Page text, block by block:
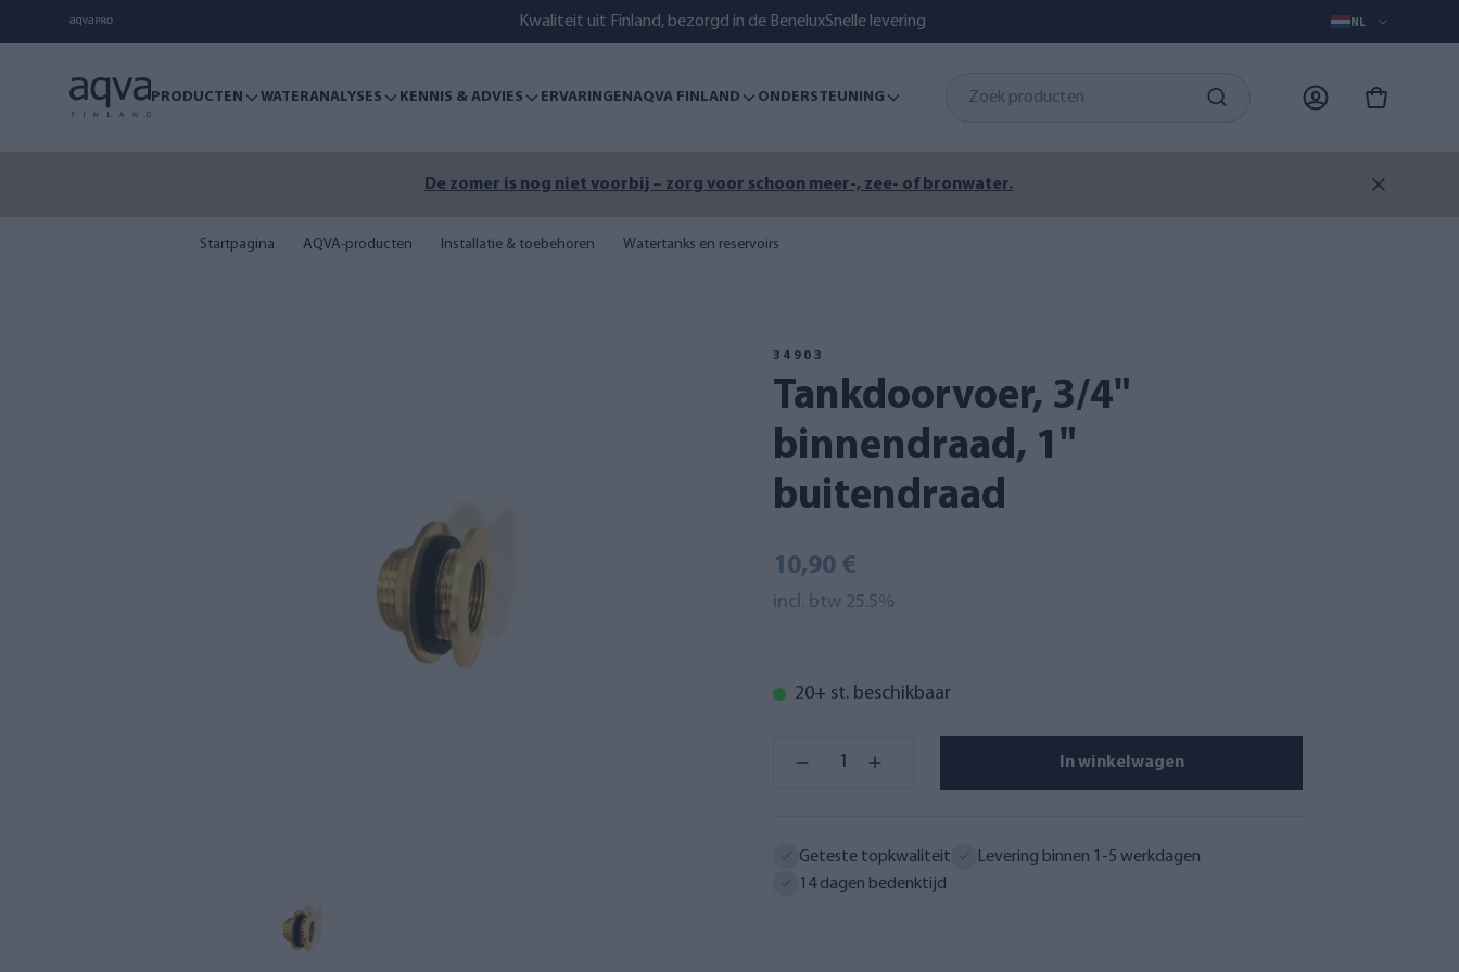
Kwaliteit uit Finland, bezorgd in de BeneluxSnelle levering NL
PRODUCTEN WATERANALYSES KENNIS & ADVIES ERVARINGENAQVA FINLAND ONDERSTEUNING
De zomer is nog niet voorbij – zorg voor schoon meer-, zee- of bronwater.
Startpagina AQVA-producten Installatie & toebehoren Watertanks en reservoirs
34903
Tankdoorvoer, 3/4"
binnendraad, 1"
buitendraad
10,90 €
incl. btw 25.5%
20+ st. beschikbaar
In winkelwagen
Geteste topkwaliteit
Levering binnen 1-5 werkdagen
14 dagen bedenktijd